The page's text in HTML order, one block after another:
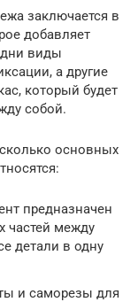
заключается в
добавляет
виды
а другие
который будет
собой.
основных
предназначен
частей между
детали в одну
и саморезы для